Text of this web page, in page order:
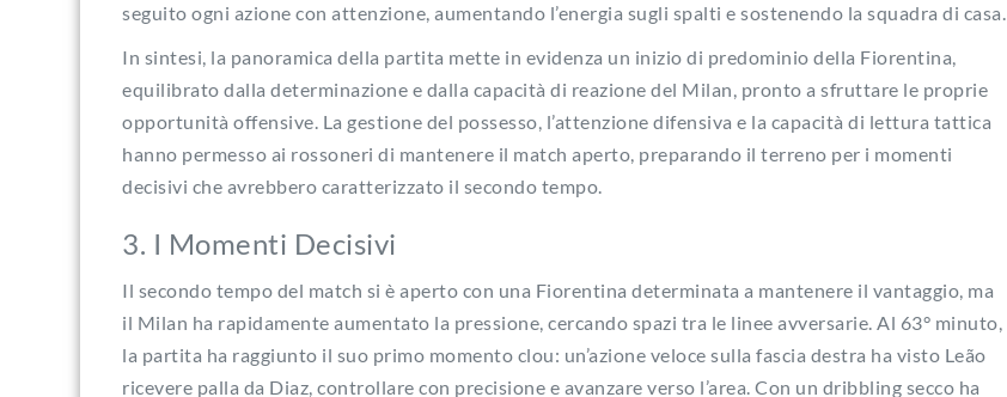
seguito ogni azione con attenzione, aumentando l’energia sugli spalti e sostenendo la squadra di casa.
In sintesi, la panoramica della partita mette in evidenza un inizio di predominio della Fiorentina,
equilibrato dalla determinazione e dalla capacità di reazione del Milan, pronto a sfruttare le proprie
opportunità offensive. La gestione del possesso, l’attenzione difensiva e la capacità di lettura tattica
hanno permesso ai rossoneri di mantenere il match aperto, preparando il terreno per i momenti
decisivi che avrebbero caratterizzato il secondo tempo.
3. I Momenti Decisivi
Il secondo tempo del match si è aperto con una Fiorentina determinata a mantenere il vantaggio, ma
il Milan ha rapidamente aumentato la pressione, cercando spazi tra le linee avversarie. Al 63° minuto,
la partita ha raggiunto il suo primo momento clou: un’azione veloce sulla fascia destra ha visto Leão
ricevere palla da Diaz, controllare con precisione e avanzare verso l’area. Con un dribbling secco ha